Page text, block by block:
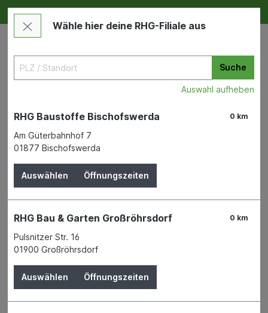
Deine RHG NEU ERLEBEN
Bodengold BIO-Erde 20l
Zertifiziert d.EU Kontrollstelle
Grünst.
Wähle hier deine RHG-Filiale aus
Suche
Auswahl aufheben
0 km
RHG Baustoffe Bischofswerda
Am Güterbahnhof 7
01877 Bischofswerda
Auswählen Öffnungszeiten
0 km
RHG Bau & Garten Großröhrsdorf
Pulsnitzer Str. 16
01900 Großröhrsdorf
Auswählen Öffnungszeiten